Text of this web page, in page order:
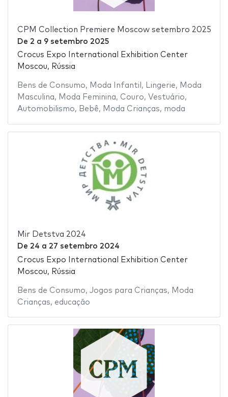
CPM Collection Premiere Moscow setembro 2025
De 2 a 9 setembro 2025
Crocus Expo International Exhibition Center
Moscou, Rússia
Bens de Consumo, Moda Infantil , Lingerie, Moda
Masculina, Moda Feminina, Couro, Vestuário,
Automobilismo, Bebê, Moda Crianças, moda
Mir Detstva 2024
De 24 a 27 setembro 2024
Crocus Expo International Exhibition Center
Moscou, Rússia
Bens de Consumo, Jogos para Crianças, Moda
Crianças, educação